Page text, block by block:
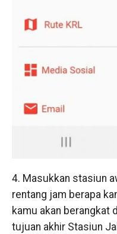
4. Masukkan stasiun
rentang jam berapa
kamu akan berangkat
tujuan akhir Stasiun